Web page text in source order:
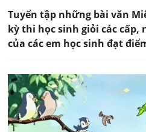
Tuyển tập những bài văn
kỳ thi học sinh giỏi các cấp,
của các em học sinh đạt